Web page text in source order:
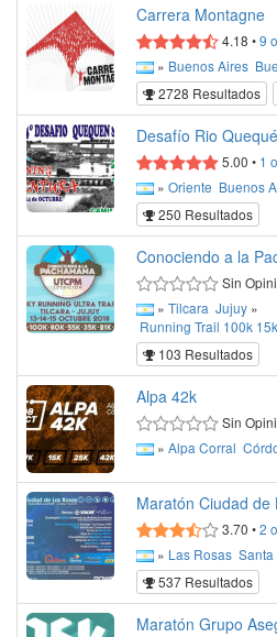
Carrera Montagne
4.18 •9
» Buenos Aires
2728 Resultados
Desafío Rio
5.00 • 1
» Oriente Buenos
250 Resultados
Conociendo a la
Sin
» Tilcara Jujuy »
Running Trail 100k 15k
103 Resultados
Alpa 42k
Sin
» Alpa Corral
Maratón Ciudad de
3.70 •2
» Las Rosas Santa
537 Resultados
Maratón Grupo